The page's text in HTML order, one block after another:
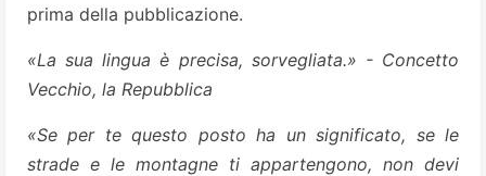
prima della pubblicazione.
«La sua lingua è precisa, sorvegliata.» - Concetto
Vecchio, la Repubblica
«Se per te questo posto ha un significato, se le
strade e le montagne ti appartengono, non devi